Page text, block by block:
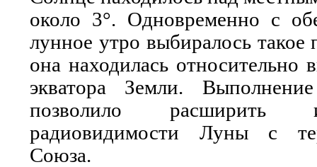
около 3°. Одновременно с
лунное утро выбиралось
она находилась относительно
экватора Земли.
позволило расширить
радиовидимости Луны с
Союза.